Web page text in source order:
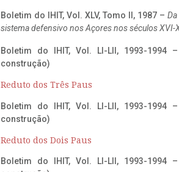
Boletim do IHIT, Vol. XLV, Tomo II, 1987 –
sistema defensivo nos Açores nos séculos XVI-
Boletim do IHIT, Vol. LI-LII, 1993-1994 –
construção)
Reduto dos Três Paus
Boletim do IHIT, Vol. LI-LII, 1993-1994 –
construção)
Reduto dos Dois Paus
Boletim do IHIT, Vol. LI-LII, 1993-1994 –